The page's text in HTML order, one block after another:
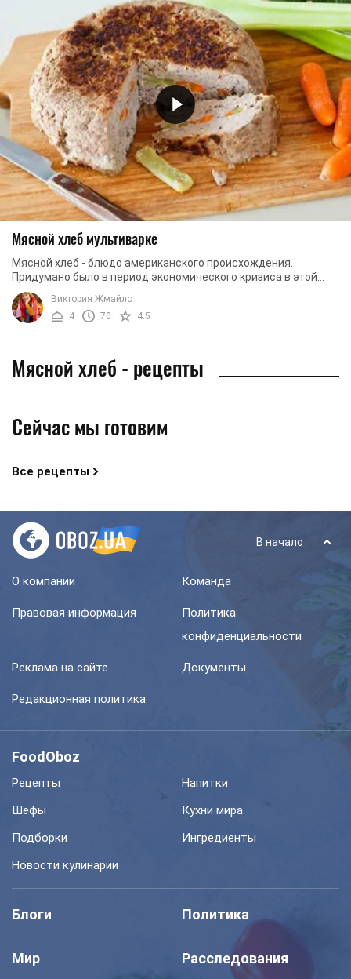
Мясной хлеб мультиварке
Мясной хлеб - блюдо американского происхождения.
Придумано было в период экономического кризиса в этой
стране. Если у хозяйки осталось немножко ...
Виктория Жмайло
4
70 4.5
Мясной хлеб - рецепты
Сейчас мы готовим
Все рецепты
В начало
О компании Команда
Правовая информация
Политика
конфиденциальности
Реклама на сайте Документы
Редакционная политика
FoodOboz
Рецепты
Напитки
Шефы
Кухни мира
Подборки
Ингредиенты
Новости кулинарии
Блоги Политика
Мир Расследования